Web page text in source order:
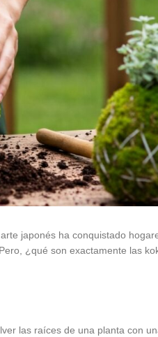
japonés ha conquistado
¿qué son exactamente las
las raíces de una planta con